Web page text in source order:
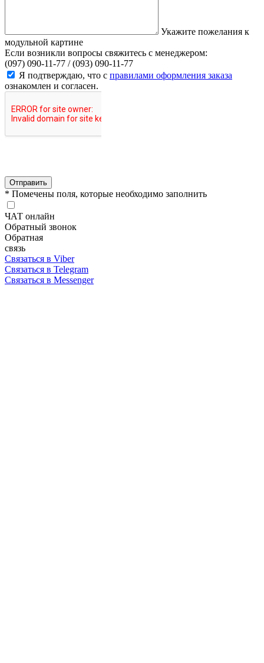
Укажите пожелания к
модульной картине
Если возникли вопросы свяжитесь с менеджером:
(097) 090-11-77 /(093) 090-11-77
Я подтверждаю, что с правилами оформления заказа
ознакомлен и согласен.
Отправить
* Помечены поля, которые необходимо заполнить
ЧАТ онлайн
Обратный звонок
Обратная
связь
Связаться в Viber
Связаться в Telegram
Связаться в Messenger